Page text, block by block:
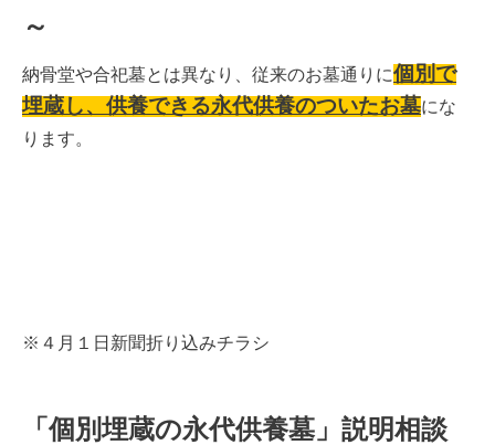
～
納骨堂や合祀墓とは異なり、従来のお墓通りに個別で
埋蔵し、供養できる永代供養のついたお墓にな
ります。
※４月１日新聞折り込みチラシ
「個別埋蔵の永代供養墓」説明相談